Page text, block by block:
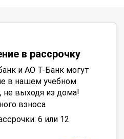
в рассрочку
и АО Т-Банк могут
в нашем учебном
не выходя из дома!
взноса
6 или 12